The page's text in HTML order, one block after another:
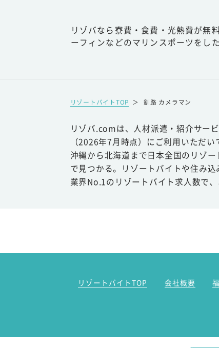
リゾバなら寮費・食費・光熱費が無
ーフィンなどのマリンスポーツをし
リゾートバイトTOP ＞ 釧路 カメラマン
リゾバ.comは、人材派遣・紹介サー
（2026年7月時点）にご利用いただい
沖縄から北海道まで日本全国のリゾ
で見つかる。リゾートバイトや住み
業界No.1のリゾートバイト求人数で
リゾートバイトTOP 会社概要